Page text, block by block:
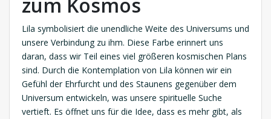
zum Kosmos
Lila symbolisiert die unendliche Weite des Universums und
unsere Verbindung zu ihm. Diese Farbe erinnert uns
daran, dass wir Teil eines viel größeren kosmischen Plans
sind. Durch die Kontemplation von Lila können wir ein
Gefühl der Ehrfurcht und des Staunens gegenüber dem
Universum entwickeln, was unsere spirituelle Suche
vertieft. Es öffnet uns für die Idee, dass es mehr gibt, als